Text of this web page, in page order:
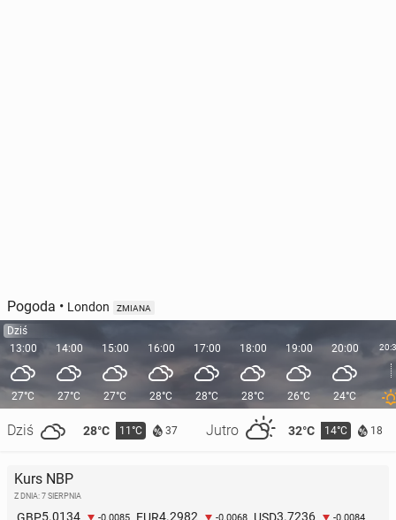
Igrzy­ska 2026: Polska z drugim medalem! Srebro
Pogoda • London ZMIANA
Dziś
13:00
27°C
Dziś 28°C 11°C 37 Jutro 32°C 14°C 18
14:00
27°C
15:00
27°C
16:00
28°C
17:00
28°C
18:00
28°C
19:00
26°C
20:00
24°C
Kurs NBP
Z DNIA: 7 SIERPNIA
GBP5.0134 -0.0085 EUR4.2982 -0.0068 USD3.7236 -0.0084